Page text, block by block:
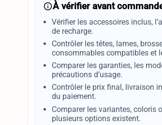
À vérifier avant
Vérifier les accessoires inclus,
de recharge.
Contrôler les têtes, lames,
consommables compatibles et
Comparer les garanties, les
précautions d’usage.
Contrôler le prix final, livraison
du paiement.
Comparer les variantes, coloris
plusieurs options existent.